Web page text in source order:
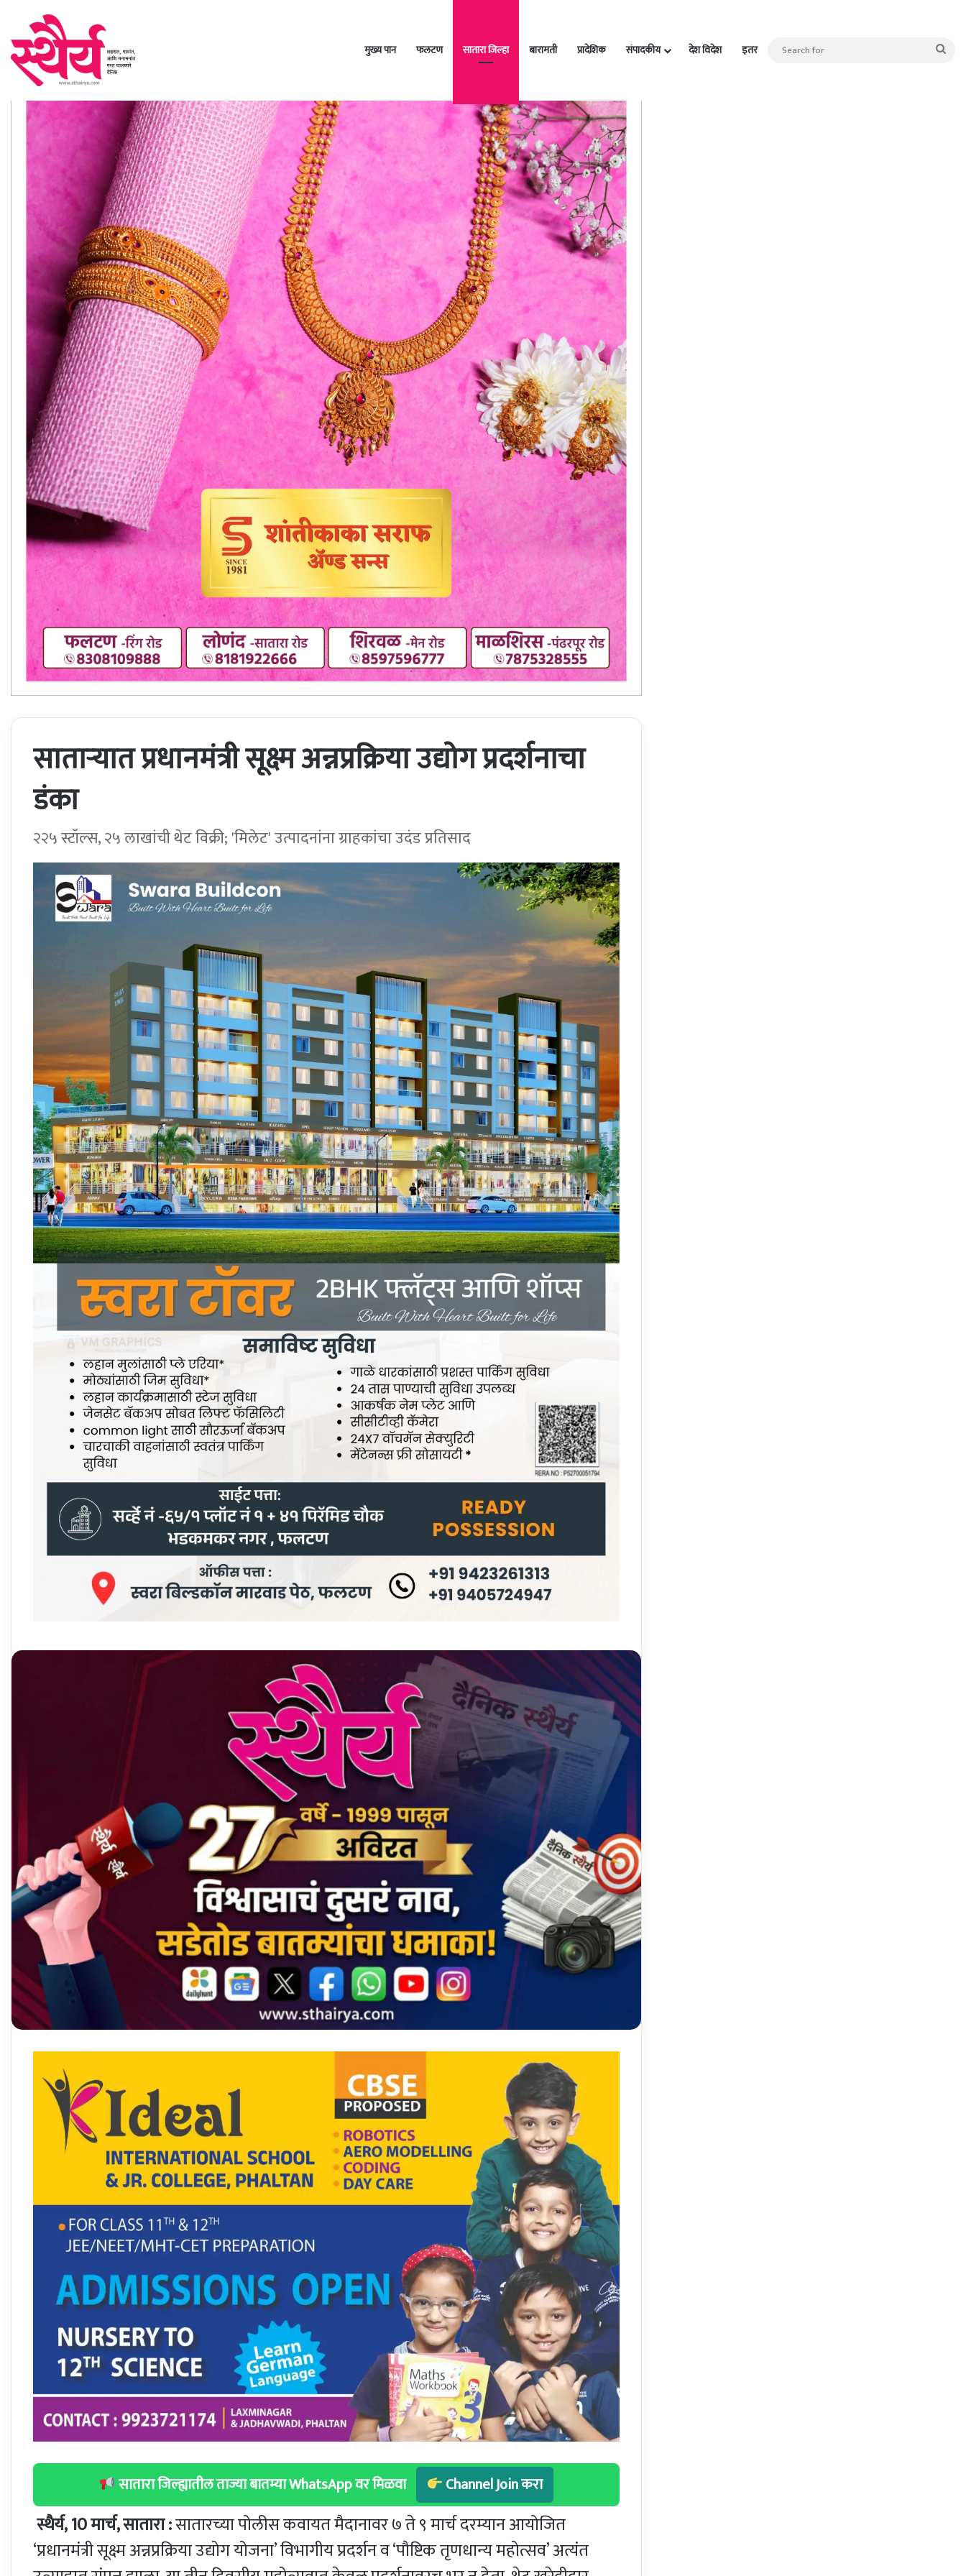
मुख्य पान फलटण सातारा जिल्हा बारामती प्रादेशिक संपादकीय देश विदेश इतर
साताऱ्यात प्रधानमंत्री सूक्ष्म अन्नप्रक्रिया उद्योग प्रदर्शनाचा
डंका
२२५ स्टॉल्स, २५ लाखांची थेट विक्री; 'मिलेट' उत्पादनांना ग्राहकांचा उदंड प्रतिसाद
सातारा जिल्ह्यातील ताज्या बातम्या WhatsApp वर मिळवा Channel Join करा
स्थैर्य, 10 मार्च, सातारा :सातारच्या पोलीस कवायत मैदानावर ७ ते ९ मार्च दरम्यान आयोजित
‘प्रधानमंत्री सूक्ष्म अन्नप्रक्रिया उद्योग योजना’ विभागीय प्रदर्शन व ‘पौष्टिक तृणधान्य महोत्सव’ अत्यंत